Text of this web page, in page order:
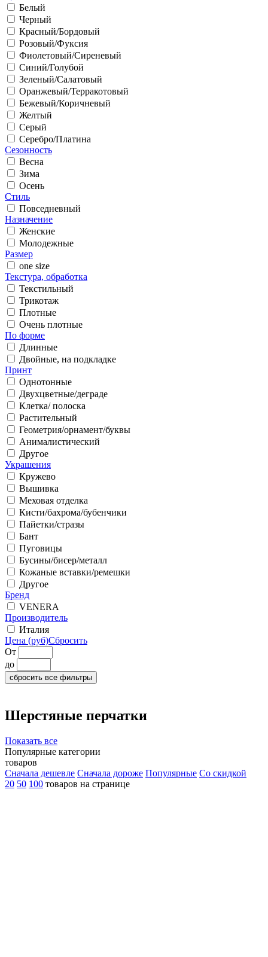
Белый
Черный
Красный/Бордовый
Розовый/Фуксия
Фиолетовый/Сиреневый
Синий/Голубой
Зеленый/Салатовый
Оранжевый/Терракотовый
Бежевый/Коричневый
Желтый
Серый
Серебро/Платина
Сезонность
Весна
Зима
Осень
Стиль
Повседневный
Назначение
Женские
Молодежные
Размер
one size
Текстура, обработка
Текстильный
Трикотаж
Плотные
Очень плотные
По форме
Длинные
Двойные, на подкладке
Принт
Однотонные
Двухцветные/деграде
Клетка/ полоска
Растительный
Геометрия/орнамент/буквы
Анималистический
Другое
Украшения
Кружево
Вышивка
Меховая отделка
Кисти/бахрома/бубенчики
Пайетки/стразы
Бант
Пуговицы
Бусины/бисер/металл
Кожаные вставки/ремешки
Другое
Бренд
VENERA
Производитель
Италия
Цена (руб)Сбросить
От
до
сбросить все фильтры
Шерстяные перчатки
Показать все
Популярные категории
товаров
Сначала дешевле Сначала дороже Популярные Со скидкой
20 50 100 товаров на странице